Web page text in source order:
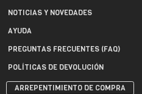
NOTICIAS Y NOVEDADES
AYUDA
PREGUNTAS FRECUENTES (FAQ)
POLÍTICAS DE DEVOLUCIÓN
ARREPENTIMIENTO DE COMPRA